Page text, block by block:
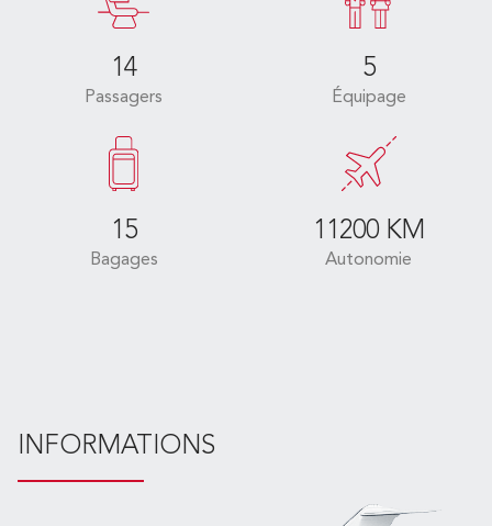
14
Passagers
5
Équipage
15
Bagages
11200 KM
Autonomie
INFORMATIONS